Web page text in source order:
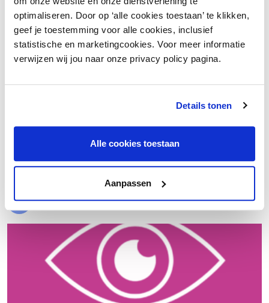
optimaliseren. Door op ‘alle cookies toestaan’ te klikken,
geef je toestemming voor alle cookies, inclusief
statistische en marketingcookies. Voor meer informatie
verwijzen wij jou naar onze privacy policy pagina.
Details tonen
Alle cookies toestaan
Aanpassen
Laad meer
Evenementen